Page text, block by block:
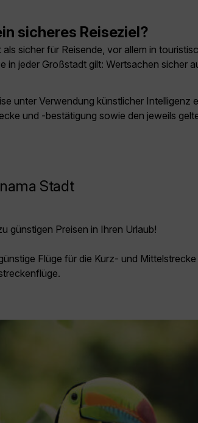
sicheres Reiseziel?
sicher für Reisende, vor allem in
in jeder Großstadt gilt: Wertsachen
unter Verwendung künstlicher
und -bestätigung sowie den jeweils
Stadt
günstigen Preisen in Ihren Urlaub!
Flüge für die Kurz- und Mittelstrecke